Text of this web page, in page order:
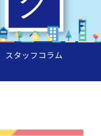
スタッフコラム